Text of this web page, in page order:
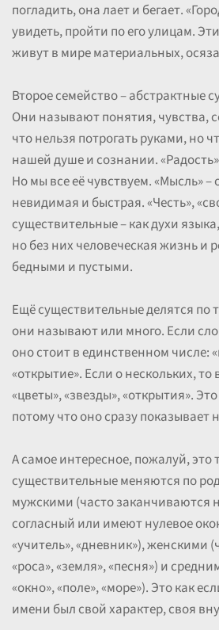
погладить, она лает и бегает.
увидеть, пройти по его улицам.
живут в мире материальных,
Второе семейство – абстрактные
Они называют понятия, чувства,
что нельзя потрогать руками, но
нашей душе и сознании. «Радость»
Но мы все её чувствуем. «Мысль» –
невидимая и быстрая. «Честь»,
существительные – как духи
но без них человеческая жизнь и
бедными и пустыми.
Ещё существительные делятся по
они называют или много. Если
оно стоит в единственном числе:
«открытие». Если о нескольких,
«цветы», «звезды», «открытия».
потому что оно сразу показывает
А самое интересное, пожалуй, это
существительные меняются по
мужскими (часто заканчиваются
согласный или имеют нулевое
«учитель», «дневник»), женскими
«роса», «земля», «песня») и
«окно», «поле», «море»). Это как
имени был свой характер, своя